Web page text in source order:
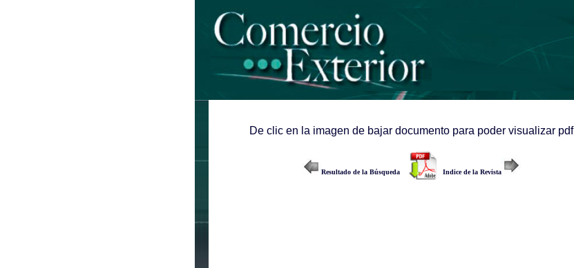
De clic en la imagen de bajar documento para poder visualizar pdf
Resultado de la Búsqueda Indice de la Revista